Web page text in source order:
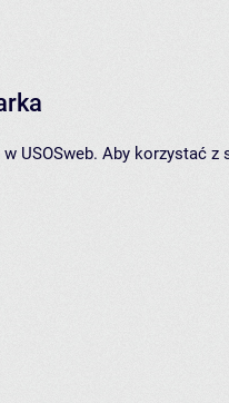
USOSweb. Aby korzystać